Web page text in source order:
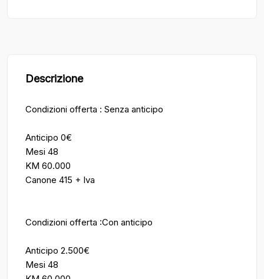
Descrizione
Condizioni offerta : Senza anticipo
Anticipo 0€
Mesi 48
KM 60.000
Canone 415 + Iva
Condizioni offerta :Con anticipo
Anticipo 2.500€
Mesi 48